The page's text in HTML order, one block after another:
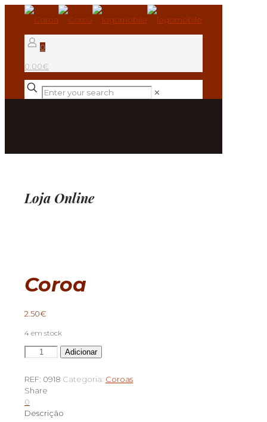
0
0.00€
✕
Loja Online
Coroa
2.50€
4 em stock
Quantidade
de
Adicionar
REF: 0918 Categoria: Coroas
Share
0
Descrição